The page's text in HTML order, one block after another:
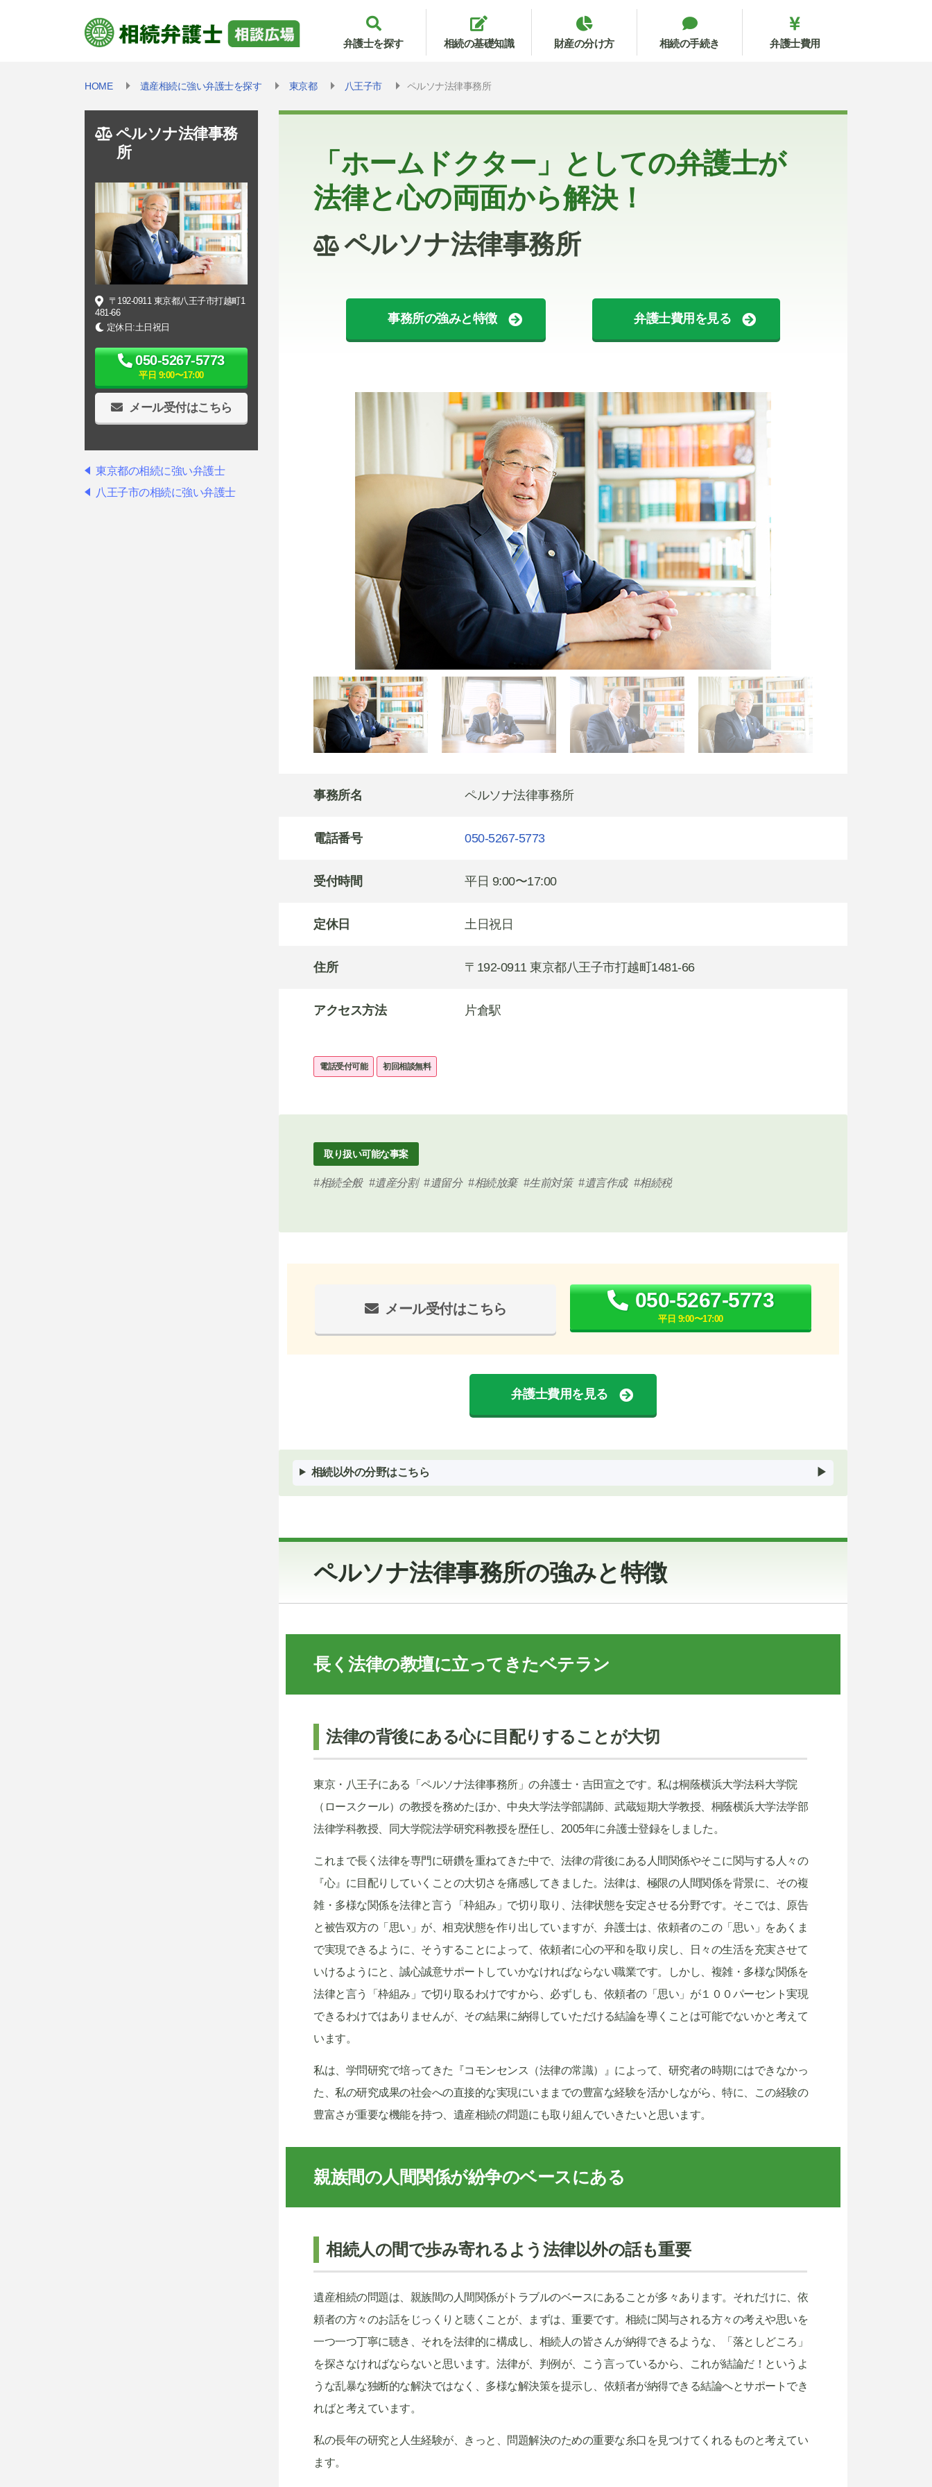
弁護士を探す 相続の基礎知識 財産の分け方 相続の手続き 弁護士費用
HOME 遺産相続に強い弁護士を探す 東京都 八王子市 ペルソナ法律事務所
「ホームドクター」としての弁護士が
法律と心の両面から解決！
ペルソナ法律事務所
事務所の強みと特徴 弁護士費用を見る
事務所名 ペルソナ法律事務所
電話番号 050-5267-5773
受付時間 平日 9:00〜17:00
定休日 土日祝日
住所 〒192-0911 東京都八王子市打越町1481-66
アクセス方法 片倉駅
電話受付可能 初回相談無料
取り扱い可能な事案
相続全般 遺産分割 遺留分 相続放棄 生前対策 遺言作成 相続税
メール受付はこちら 050-5267-5773
平日 9:00〜17:00
弁護士費用を見る
相続以外の分野はこちら
ペルソナ法律事務所の強みと特徴
長く法律の教壇に立ってきたベテラン
法律の背後にある心に目配りすることが大切
東京・八王子にある「ペルソナ法律事務所」の弁護士・吉田宣之です。私は桐蔭横浜大学法科大学院
（ロースクール）の教授を務めたほか、中央大学法学部講師、武蔵短期大学教授、桐蔭横浜大学法学部
法律学科教授、同大学院法学研究科教授を歴任し、2005年に弁護士登録をしました。
これまで長く法律を専門に研鑽を重ねてきた中で、法律の背後にある人間関係やそこに関与する人々の
『心』に目配りしていくことの大切さを痛感してきました。法律は、極限の人間関係を背景に、その複
雑・多様な関係を法律と言う「枠組み」で切り取り、法律状態を安定させる分野です。そこでは、原告
と被告双方の「思い」が、相克状態を作り出していますが、弁護士は、依頼者のこの「思い」をあくま
で実現できるように、そうすることによって、依頼者に心の平和を取り戻し、日々の生活を充実させて
いけるようにと、誠心誠意サポートしていかなければならない職業です。しかし、複雑・多様な関係を
法律と言う「枠組み」で切り取るわけですから、必ずしも、依頼者の「思い」が１００パーセント実現
できるわけではありませんが、その結果に納得していただける結論を導くことは可能でないかと考えて
います。
私は、学問研究で培ってきた『コモンセンス（法律の常識）』によって、研究者の時期にはできなかっ
た、私の研究成果の社会への直接的な実現にいままでの豊富な経験を活かしながら、特に、この経験の
豊富さが重要な機能を持つ、遺産相続の問題にも取り組んでいきたいと思います。
親族間の人間関係が紛争のベースにある
相続人の間で歩み寄れるよう法律以外の話も重要
遺産相続の問題は、親族間の人間関係がトラブルのベースにあることが多々あります。それだけに、依
頼者の方々のお話をじっくりと聴くことが、まずは、重要です。相続に関与される方々の考えや思いを
一つ一つ丁寧に聴き、それを法律的に構成し、相続人の皆さんが納得できるような、「落としどころ」
を探さなければならないと思います。法律が、判例が、こう言っているから、これが結論だ！というよ
うな乱暴な独断的な解決ではなく、多様な解決策を提示し、依頼者が納得できる結論へとサポートでき
ればと考えています。
私の長年の研究と人生経験が、きっと、問題解決のための重要な糸口を見つけてくれるものと考えてい
ます。
ペルソナ法律事務
所
〒192-0911 東京都八王子市打越町1
481-66
定休日:土日祝日
050-5267-5773
平日 9:00〜17:00
メール受付はこちら
東京都の相続に強い弁護士
八王子市の相続に強い弁護士